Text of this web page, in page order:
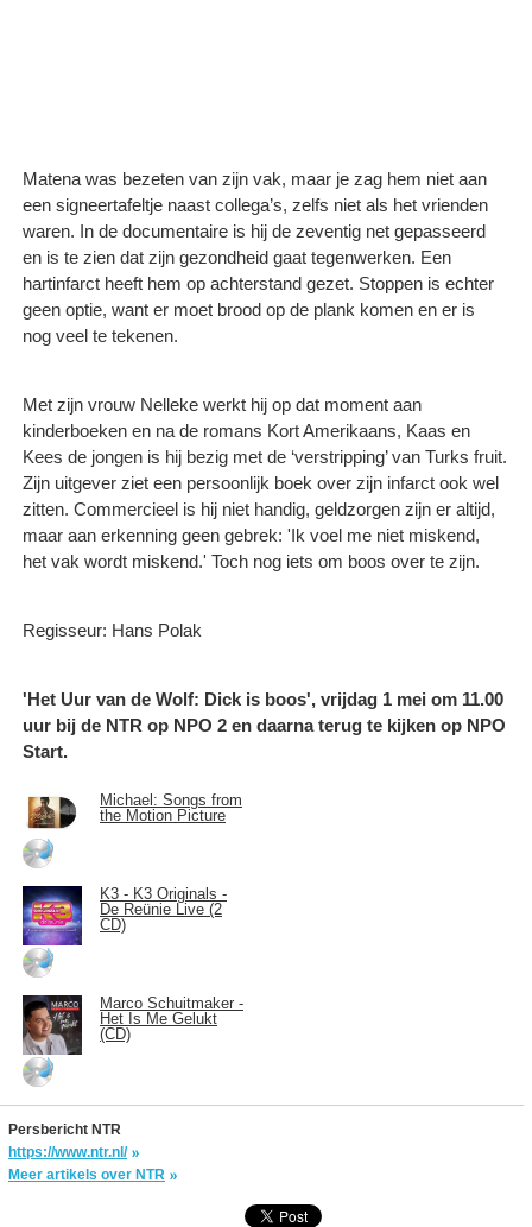
Matena was bezeten van zijn vak, maar je zag hem niet aan
een signeertafeltje naast collega’s, zelfs niet als het vrienden
waren. In de documentaire is hij de zeventig net gepasseerd
en is te zien dat zijn gezondheid gaat tegenwerken. Een
hartinfarct heeft hem op achterstand gezet. Stoppen is echter
geen optie, want er moet brood op de plank komen en er is
nog veel te tekenen.
Met zijn vrouw Nelleke werkt hij op dat moment aan
kinderboeken en na de romans Kort Amerikaans, Kaas en
Kees de jongen is hij bezig met de ‘verstripping’ van Turks fruit.
Zijn uitgever ziet een persoonlijk boek over zijn infarct ook wel
zitten. Commercieel is hij niet handig, geldzorgen zijn er altijd,
maar aan erkenning geen gebrek: 'Ik voel me niet miskend,
het vak wordt miskend.' Toch nog iets om boos over te zijn.
Regisseur: Hans Polak
'Het Uur van de Wolf: Dick is boos', vrijdag 1 mei om 11.00
uur bij de NTR op NPO 2 en daarna terug te kijken op NPO
Start.
Michael: Songs from
the Motion Picture
K3 - K3 Originals -
De Reünie Live (2
CD)
Marco Schuitmaker -
Het Is Me Gelukt
(CD)
Persbericht NTR
https://www.ntr.nl/
Meer artikels over NTR